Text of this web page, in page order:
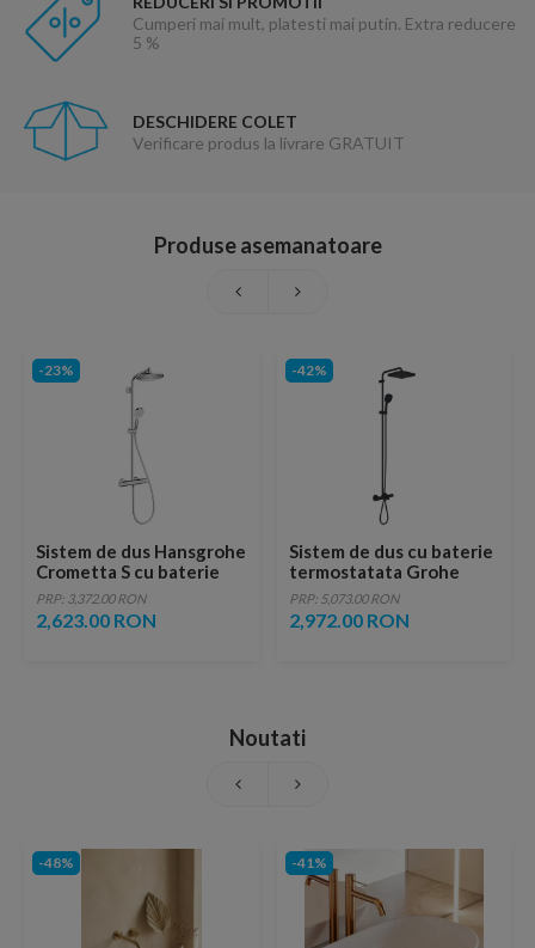
Cumperi mai mult, platesti mai putin. Extra reducere
5 %
DESCHIDERE COLET
Verificare produs la livrare GRATUIT
Produse asemanatoare
-23%
Sistem de dus Hansgrohe
Crometta S cu baterie
dus termostatata crom
lucios
PRP: 3,372.00 RON
2,623.00 RON
-42%
Sistem de dus cu baterie
termostatata Grohe
Tempesta 250 Cube
negru mat
PRP: 5,073.00 RON
2,972.00 RON
Noutati
-48% -41%